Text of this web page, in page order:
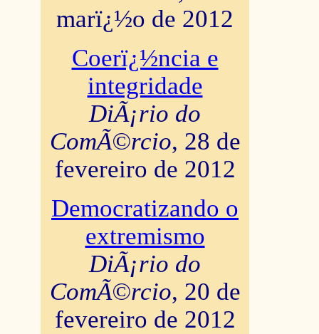
marï¿½o de 2012
Coerï¿½ncia e
integridade
DiÃ¡rio do
ComÃ©rcio, 28 de
fevereiro de 2012
Democratizando o
extremismo
DiÃ¡rio do
ComÃ©rcio, 20 de
fevereiro de 2012